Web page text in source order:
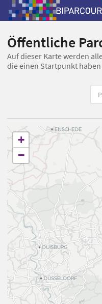
Öffentliche
Auf dieser Karte werden
die einen Startpunkt haben
+
−